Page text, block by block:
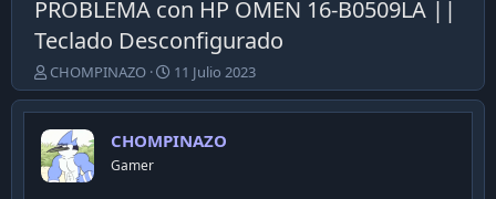
PROBLEMA con HP OMEN 16-B0509LA ||
Teclado Desconfigurado
E
m
p
e
z
ó
CHOMPINAZO
F
e
c
a
11 Julio 2023
CHOMPINAZO
Gamer